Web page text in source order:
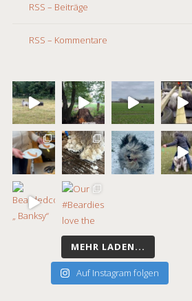
RSS – Beiträge
RSS – Kommentare
MEHR LADEN...
Auf Instagram folgen